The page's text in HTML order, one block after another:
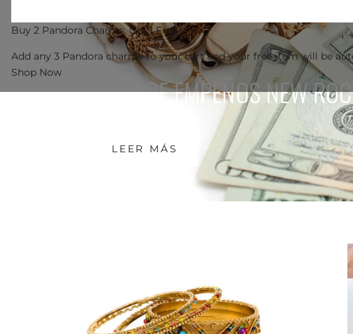
CASA DE EMPEÑOS NEW
LEER MÁS
Buy 2 Pandora Charms, Get 1 Free
Add any 3 Pandora charms to your cart and your free item will be
Shop Now